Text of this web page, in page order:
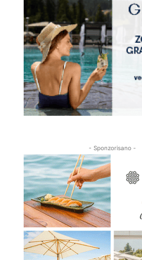
- Sponzorisano -